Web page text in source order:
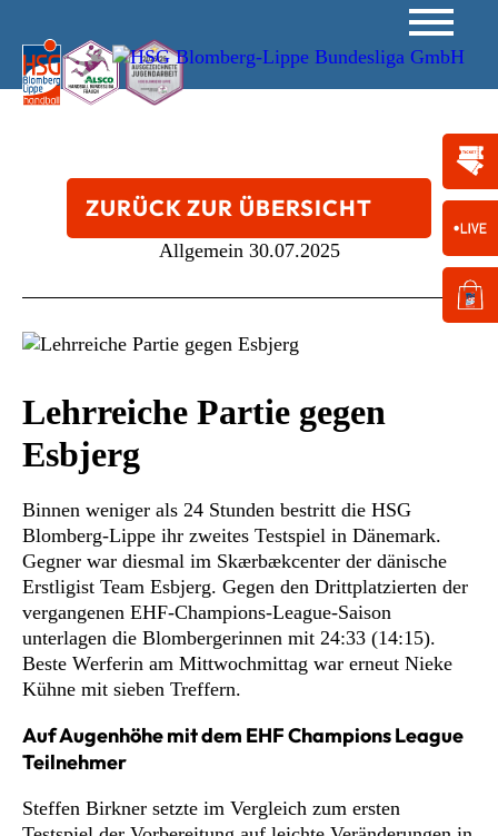
ZURÜCK ZUR ÜBERSICHT
Allgemein 30.07.2025
Lehrreiche Partie gegen
Esbjerg
Binnen weniger als 24 Stunden bestritt die HSG
Blomberg-Lippe ihr zweites Testspiel in Dänemark.
Gegner war diesmal im Skærbækcenter der dänische
Erstligist Team Esbjerg. Gegen den Drittplatzierten der
vergangenen EHF-Champions-League-Saison
unterlagen die Blombergerinnen mit 24:33 (14:15).
Beste Werferin am Mittwochmittag war erneut Nieke
Kühne mit sieben Treffern.
Auf Augenhöhe mit dem EHF Champions League
Teilnehmer
Steffen Birkner setzte im Vergleich zum ersten